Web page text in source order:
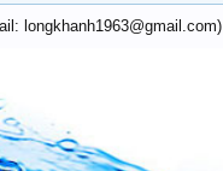
longkhanh1963@gmail.com)